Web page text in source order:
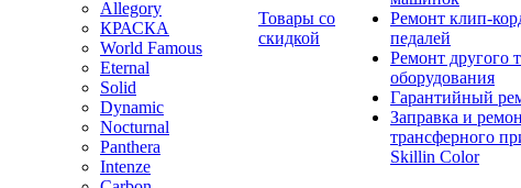
Allegory
КРАСКА
World Famous
Eternal
Solid
Dynamic
Nocturnal
Panthera
Intenze
Товары со
скидкой
Ремонт клип-
педалей
Ремонт другого
оборудования
Гарантийный
Заправка и
трансферного
Skillin Color